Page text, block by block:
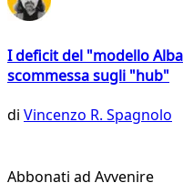
I deficit del "modello
scommessa sugli "hub"
di Vincenzo R. Spagnolo
Abbonati ad Avvenire